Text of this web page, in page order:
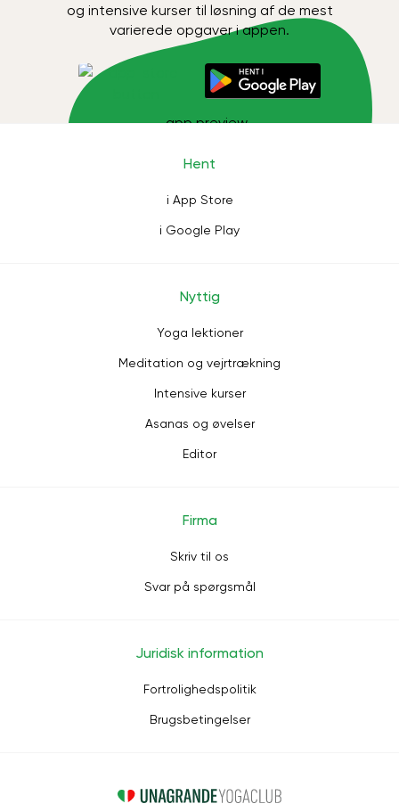
og intensive kurser til løsning af de mest
varierede opgaver i appen.
Hent
i App Store
i Google Play
Nyttig
Yoga lektioner
Meditation og vejrtrækning
Intensive kurser
Asanas og øvelser
Editor
Firma
Skriv til os
Svar på spørgsmål
Juridisk information
Fortrolighedspolitik
Brugsbetingelser